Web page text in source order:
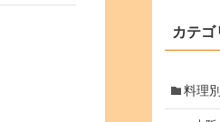
カテゴ
料理